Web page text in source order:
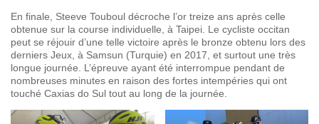
En finale, Steeve Touboul décroche l’or treize ans après celle
obtenue sur la course individuelle, à Taipei. Le cycliste occitan
peut se réjouir d’une telle victoire après le bronze obtenu lors des
derniers Jeux, à Samsun (Turquie) en 2017, et surtout une très
longue journée. L’épreuve ayant été interrompue pendant de
nombreuses minutes en raison des fortes intempéries qui ont
touché Caxias do Sul tout au long de la journée.